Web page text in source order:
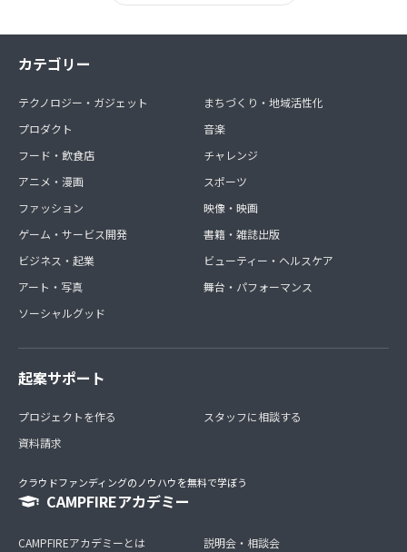
カテゴリー
テクノロジー・ガジェット
プロダクト
フード・飲食店
アニメ・漫画
ファッション
ゲーム・サービス開発
ビジネス・起業
アート・写真
ソーシャルグッド
まちづくり・地域活性化
音楽
チャレンジ
スポーツ
映像・映画
書籍・雑誌出版
ビューティー・ヘルスケア
舞台・パフォーマンス
起案サポート
プロジェクトを作る
資料請求
スタッフに相談する
クラウドファンディングのノウハウを無料で学ぼう
CAMPFIREアカデミー
CAMPFIREアカデミーとは
説明会・相談会